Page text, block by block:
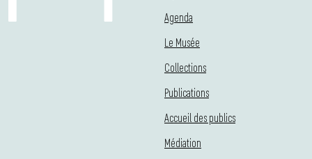
Agenda
Le Musée
Collections
Publications
Accueil des publics
Médiation